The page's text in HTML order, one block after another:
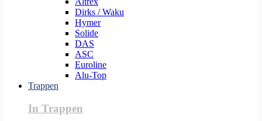
Dirks / Waku
Hymer
Solide
DAS
ASC
Euroline
Alu-Top
Trappen
In Trappen